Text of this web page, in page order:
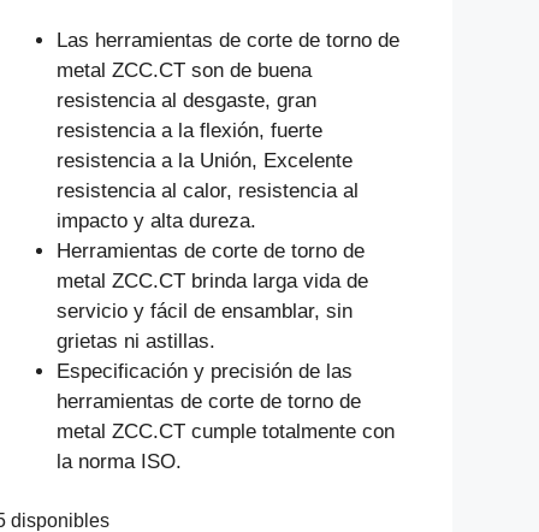
original
era:
$72.979.
actual
es:
$52.545.
Las herramientas de corte de torno de
metal ZCC.CT son de buena
resistencia al desgaste, gran
resistencia a la flexión, fuerte
resistencia a la Unión, Excelente
resistencia al calor, resistencia al
impacto y alta dureza.
Herramientas de corte de torno de
metal ZCC.CT brinda larga vida de
servicio y fácil de ensamblar, sin
grietas ni astillas.
Especificación y precisión de las
herramientas de corte de torno de
metal ZCC.CT cumple totalmente con
la norma ISO.
disponibles